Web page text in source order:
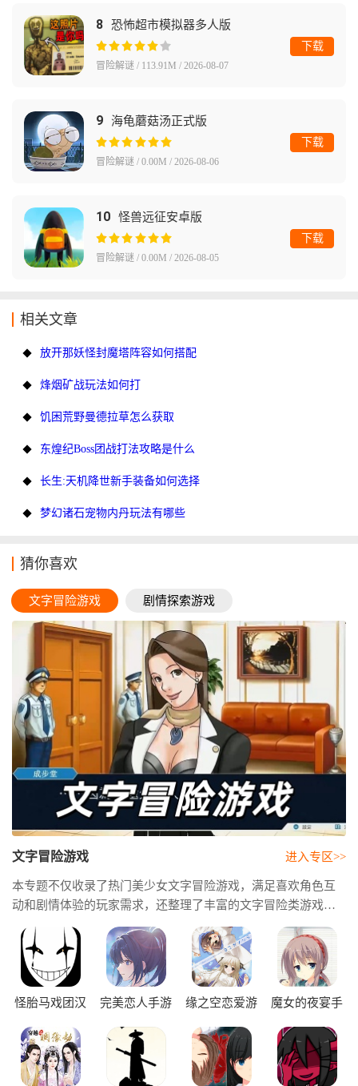
8 恐怖超市模拟器多人版
冒险解谜 / 113.91M / 2026-08-07
下载
9 海龟蘑菇汤正式版
冒险解谜 / 0.00M / 2026-08-06
下载
10 怪兽远征安卓版
冒险解谜 / 0.00M / 2026-08-05
下载
相关文章
放开那妖怪封魔塔阵容如何搭配
烽烟矿战玩法如何打
饥困荒野曼德拉草怎么获取
东煌纪Boss团战打法攻略是什么
长生:天机降世新手装备如何选择
梦幻诸石宠物内丹玩法有哪些
猜你喜欢
文字冒险游戏 剧情探索游戏
文字冒险游戏
本专题不仅收录了热门美少女文字冒险游戏，满足喜欢角色互
动和剧情体验的玩家需求，还整理了丰富的文字冒险类游戏资
源，方便大家快速找到感兴趣的作品。此外，我们还精选了优
质的文字冒险类游戏推荐，帮助你发现更多高口碑、高质量的
剧情佳作，尽情享受文字带来的独特游戏魅力。
进入专区>>
怪胎马戏团汉
完美恋人手游
缘之空恋爱游
魔女的夜宴手